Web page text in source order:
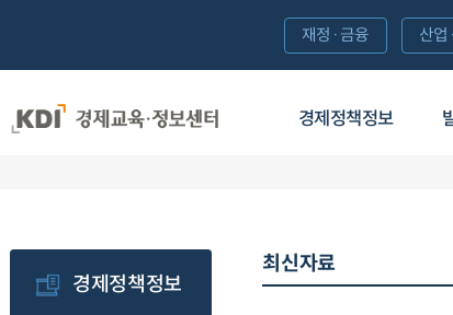
경제정책정보
재정·금융 산업
경제정책정보
최신자료